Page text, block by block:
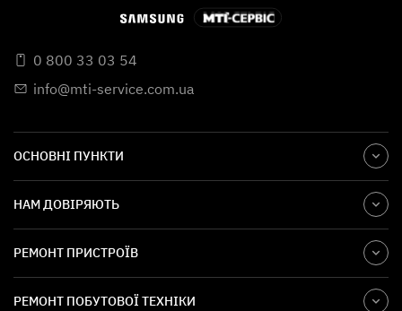
0 800 33 03 54
info@mti-service.com.ua
ОСНОВНІ ПУНКТИ
НАМ ДОВІРЯЮТЬ
РЕМОНТ ПРИСТРОЇВ
РЕМОНТ ПОБУТОВОЇ ТЕХНІКИ